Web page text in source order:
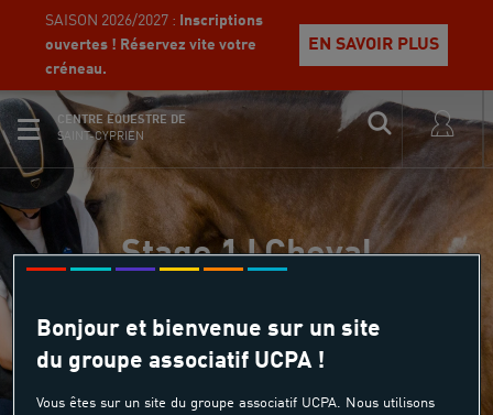
SAISON 2026/2027 :
Inscriptions
ouvertes ! Réservez vite votre
créneau.
EN SAVOIR PLUS
CENTRE ÉQUESTRE DE
SAINT-CYPRIEN
Stage 1J Cheval
Bonjour et bienvenue sur un site
du groupe associatif UCPA !
Vous êtes sur un site du groupe associatif UCPA. Nous utilisons